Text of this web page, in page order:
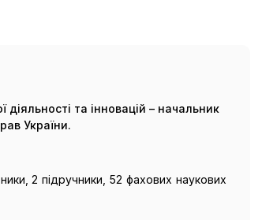
діяльності та інновацій – начальник
України.
2 підручники, 52 фахових наукових